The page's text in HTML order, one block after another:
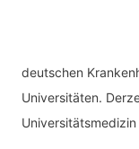
deutschen
Universitäten.
Universitätsmedizin